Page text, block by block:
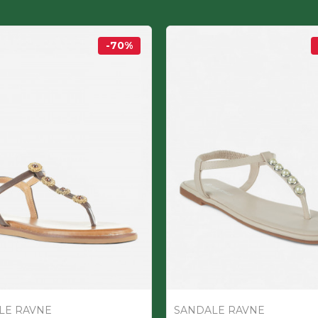
-70%
RAVNE SANDALE RAVNE